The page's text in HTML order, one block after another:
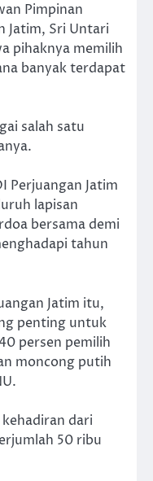
Pimpinan
Jatim, Sri Untari
pihaknya memilih
banyak terdapat
salah satu
Perjuangan Jatim
lapisan
bersama demi
tahun
Jatim itu,
penting untuk
persen pemilih
moncong putih
dari
50 ribu